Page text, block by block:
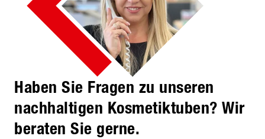
Haben Sie Fragen zu unseren
nachhaltigen Kosmetiktuben? Wir
beraten Sie gerne.